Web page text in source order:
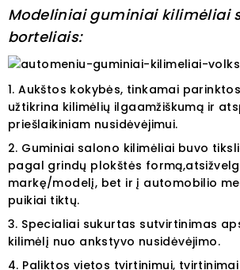
Modeliniai guminiai kilimėliai
borteliais:
1. Aukštos kokybės, tinkamai
užtikrina kilimėlių ilgaamžiškumą ir
priešlaikiniam nusidėvėjimui.
2. Guminiai salono kilimėliai buvo
pagal grindų plokštės
markę/modelį, bet ir į automobilio
puikiai tiktų.
3. Specialiai sukurtas sutvirtinimas
kilimėlį nuo ankstyvo nusidėvėjimo.
4. Paliktos vietos tvirtinimui,